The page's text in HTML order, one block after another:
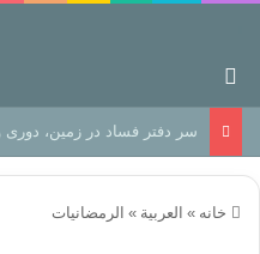
سر دفتر فساد در زمین‌، دوری
خانه » العربیة » الرمضانیات